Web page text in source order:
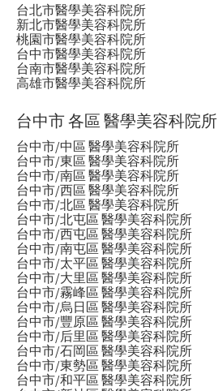
台北市醫學美容科院所
新北市醫學美容科院所
桃園市醫學美容科院所
台中市醫學美容科院所
台南市醫學美容科院所
高雄市醫學美容科院所
台中市 各區 醫學美容科院所
台中市/中區 醫學美容科院所
台中市/東區 醫學美容科院所
台中市/南區 醫學美容科院所
台中市/西區 醫學美容科院所
台中市/北區 醫學美容科院所
台中市/北屯區 醫學美容科院所
台中市/西屯區 醫學美容科院所
台中市/南屯區 醫學美容科院所
台中市/太平區 醫學美容科院所
台中市/大里區 醫學美容科院所
台中市/霧峰區 醫學美容科院所
台中市/烏日區 醫學美容科院所
台中市/豐原區 醫學美容科院所
台中市/后里區 醫學美容科院所
台中市/石岡區 醫學美容科院所
台中市/東勢區 醫學美容科院所
台中市/和平區 醫學美容科院所